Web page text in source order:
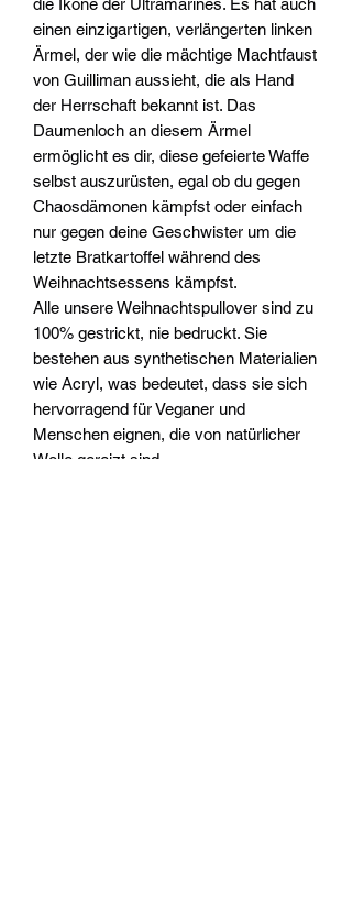
die Ikone der Ultramarines. Es hat auch
einen einzigartigen, verlängerten linken
Ärmel, der wie die mächtige Machtfaust
von Guilliman aussieht, die als Hand
der Herrschaft bekannt ist. Das
Daumenloch an diesem Ärmel
ermöglicht es dir, diese gefeierte Waffe
selbst auszurüsten, egal ob du gegen
Chaosdämonen kämpfst oder einfach
nur gegen deine Geschwister um die
letzte Bratkartoffel während des
Weihnachtsessens kämpfst.
Alle unsere Weihnachtspullover sind zu
100% gestrickt, nie bedruckt. Sie
bestehen aus synthetischen Materialien
wie Acryl, was bedeutet, dass sie sich
hervorragend für Veganer und
Menschen eignen, die von natürlicher
Wolle gereizt sind.